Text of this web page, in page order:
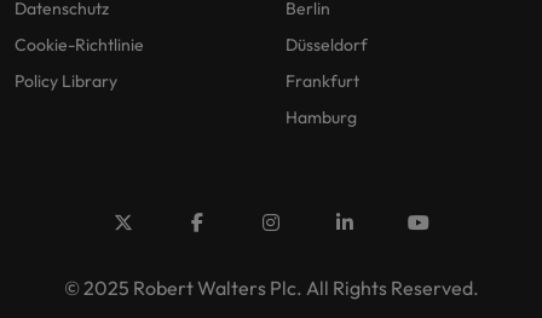
Datenschutz
Cookie-Richtlinie
Policy Library
Berlin
Düsseldorf
Frankfurt
Hamburg
© 2025 Robert Walters Plc. All Rights Reserved.